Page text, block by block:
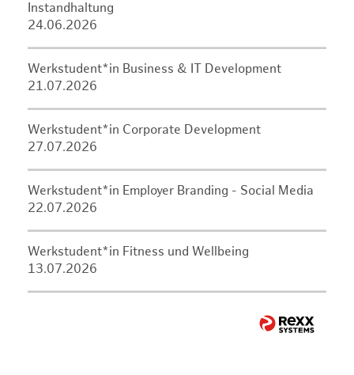
Instandhaltung
24.06.2026
Werkstudent*in Business & IT Development
21.07.2026
Werkstudent*in Corporate Development
27.07.2026
Werkstudent*in Employer Branding - Social Media
22.07.2026
Werkstudent*in Fitness und Wellbeing
13.07.2026